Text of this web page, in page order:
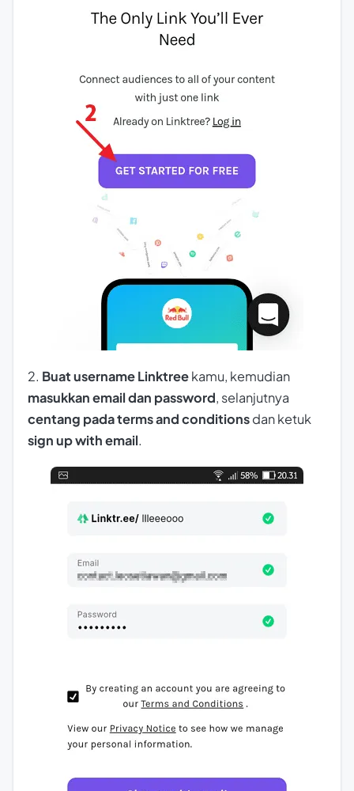
2. Buat username Linktreekamu, kemudian
masukkan email dan password, selanjutnya
centang pada terms and conditionsdan ketuk
sign up with email.